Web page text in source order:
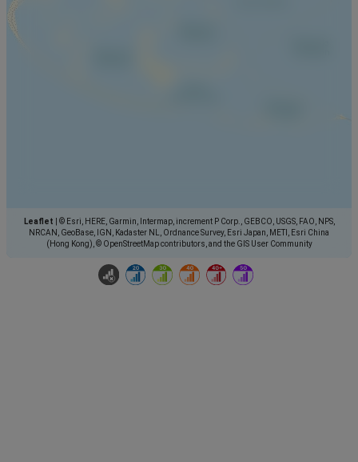
Leaflet
© Esri, HERE, Garmin, Intermap, increment P Corp., GEBCO, USGS, FAO, NPS,
NRCAN, GeoBase, IGN, Kadaster NL, Ordnance Survey, Esri Japan, METI, Esri China
(Hong Kong), © OpenStreetMap contributors, and the GIS User Community